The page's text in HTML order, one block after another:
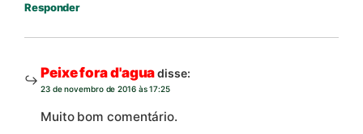
Responder
Peixe fora d'aguadisse:
23 de novembro de 2016 às 17:25
Muito bom comentário.